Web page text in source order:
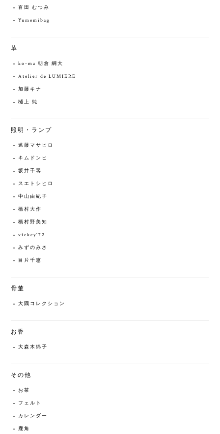
百田 むつみ
Yumemibag
革
ko-ma 朝倉 綱大
Atelier de LUMIERE
加藤キナ
樋上 純
照明・ランプ
遠藤マサヒロ
キムドンヒ
坂井千尋
スエトシヒロ
中山由紀子
橋村大作
橋村野美知
vickey'72
みずのみさ
目片千恵
骨董
大隅コレクション
お香
大森木綿子
その他
お茶
フェルト
カレンダー
鹿角